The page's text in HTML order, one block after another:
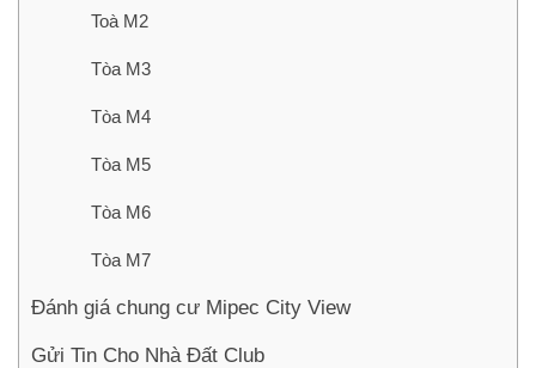
Toà M2
Tòa M3
Tòa M4
Tòa M5
Tòa M6
Tòa M7
Đánh giá chung cư Mipec City View
Gửi Tin Cho Nhà Đất Club